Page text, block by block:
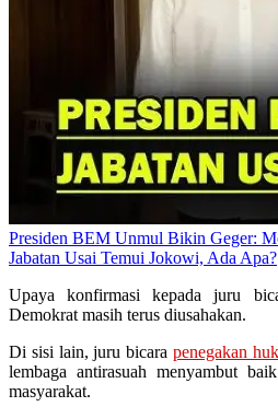
Presiden BEM Unmul Bikin Geger:
Jabatan Usai Temui Jokowi, Ada Apa?
Upaya konfirmasi kepada juru
Demokrat masih terus diusahakan.
Di sisi lain, juru bicara penegakan
lembaga antirasuah menyambut
masyarakat.